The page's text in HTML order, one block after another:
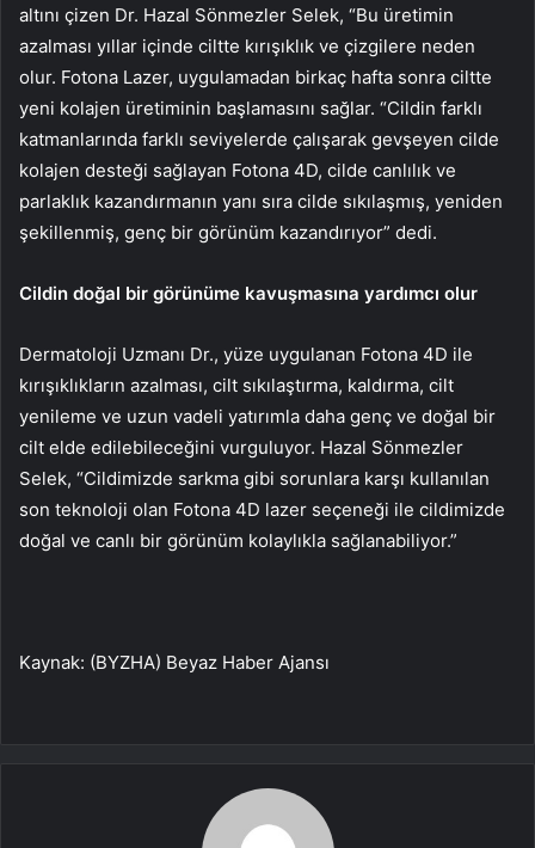
altını çizen Dr. Hazal Sönmezler Selek, “Bu üretimin
azalması yıllar içinde ciltte kırışıklık ve çizgilere neden
olur. Fotona Lazer, uygulamadan birkaç hafta sonra ciltte
yeni kolajen üretiminin başlamasını sağlar. “Cildin farklı
katmanlarında farklı seviyelerde çalışarak gevşeyen cilde
kolajen desteği sağlayan Fotona 4D, cilde canlılık ve
parlaklık kazandırmanın yanı sıra cilde sıkılaşmış, yeniden
şekillenmiş, genç bir görünüm kazandırıyor” dedi.
Cildin doğal bir görünüme kavuşmasına yardımcı olur
Dermatoloji Uzmanı Dr., yüze uygulanan Fotona 4D ile
kırışıklıkların azalması, cilt sıkılaştırma, kaldırma, cilt
yenileme ve uzun vadeli yatırımla daha genç ve doğal bir
cilt elde edilebileceğini vurguluyor. Hazal Sönmezler
Selek, “Cildimizde sarkma gibi sorunlara karşı kullanılan
son teknoloji olan Fotona 4D lazer seçeneği ile cildimizde
doğal ve canlı bir görünüm kolaylıkla sağlanabiliyor.”
Kaynak: (BYZHA) Beyaz Haber Ajansı